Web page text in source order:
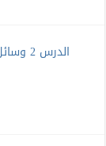
الدرس 2 وسائل الغزو الفكري في العصر الحديث: الاستشراق (1)